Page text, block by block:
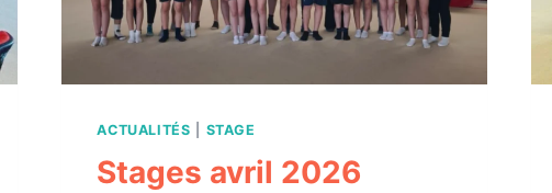
ACTUALITÉS STAGE
Stages avril 2026